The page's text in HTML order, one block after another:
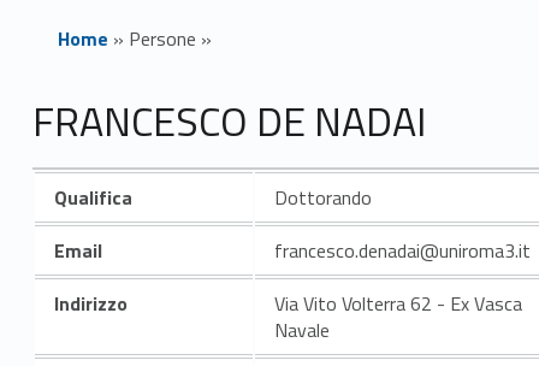
Home » Persone »
FRANCESCO DE NADAI
Qualifica
Dottorando
Email
francesco.denadai@uniroma3.it
Indirizzo
Via Vito Volterra 62 - Ex Vasca
Navale